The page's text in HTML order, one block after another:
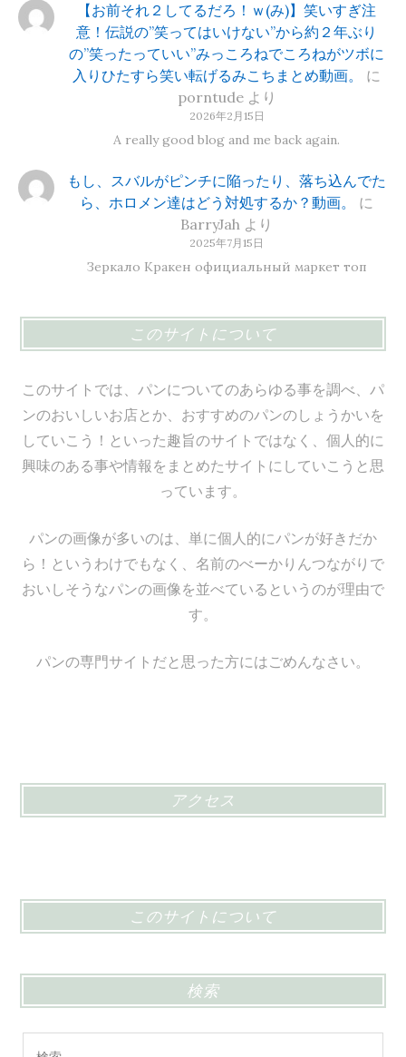
【お前それ２してるだろ！ｗ(み)】笑いすぎ注
意！伝説の”笑ってはいけない”から約２年ぶり
の”笑ったっていい”みっころねでころねがツボに
入りひたすら笑い転げるみこちまとめ動画。
に
porntudeより
2026年2月15日
A really good blog and me back again.
もし、スバルがピンチに陥ったり、落ち込んでた
ら、ホロメン達はどう対処するか？動画。
に
BarryJah より
2025年7月15日
Зеркало Кракен официальный маркет топ
このサイトについて
このサイトでは、パンについてのあらゆる事を調べ、パ
ンのおいしいお店とか、おすすめのパンのしょうかいを
していこう！といった趣旨のサイトではなく、個人的に
興味のある事や情報をまとめたサイトにしていこうと思
っています。
パンの画像が多いのは、単に個人的にパンが好きだか
ら！というわけでもなく、名前のべーかりんつながりで
おいしそうなパンの画像を並べているというのが理由で
す。
パンの専門サイトだと思った方にはごめんなさい。
アクセス
このサイトについて
検索